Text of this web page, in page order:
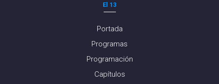
El 13
Portada
Programas
Programación
Capítulos